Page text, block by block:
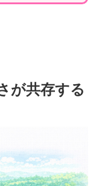
が共存する